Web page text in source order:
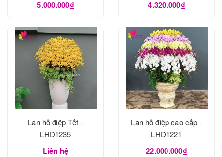
5.000.000₫ 4.320.000₫
Lan hồ điệp Tết -
LHD1235
Liên hệ
Lan hồ điệp cao cấp -
LHD1221
22.000.000₫